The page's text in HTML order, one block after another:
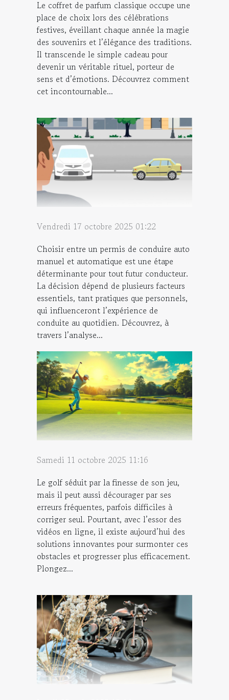
Le coffret de parfum classique occupe une
place de choix lors des célébrations
festives, éveillant chaque année la magie
des souvenirs et l’élégance des traditions.
Il transcende le simple cadeau pour
devenir un véritable rituel, porteur de
sens et d’émotions. Découvrez comment
cet incontournable...
Vendredi 17 octobre 2025 01:22
Choisir entre un permis de conduire auto
manuel et automatique est une étape
déterminante pour tout futur conducteur.
La décision dépend de plusieurs facteurs
essentiels, tant pratiques que personnels,
qui influenceront l’expérience de
conduite au quotidien. Découvrez, à
travers l’analyse...
Samedi 11 octobre 2025 11:16
Le golf séduit par la finesse de son jeu,
mais il peut aussi décourager par ses
erreurs fréquentes, parfois difficiles à
corriger seul. Pourtant, avec l’essor des
vidéos en ligne, il existe aujourd’hui des
solutions innovantes pour surmonter ces
obstacles et progresser plus efficacement.
Plongez...